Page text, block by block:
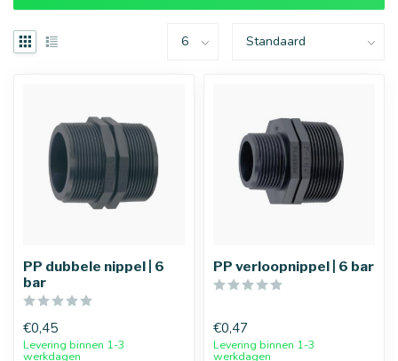
PP dubbele nippel | 6
bar
€0,45
Levering binnen 1-3
werkdagen
PP verloopnippel | 6 bar
€0,47
Levering binnen 1-3
werkdagen